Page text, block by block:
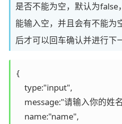
是否不能为空，默认为
能输入空，并且会有不能为
后才可以回车确认并进行下
{
    type:"input",
message:"请输入你的姓
    name:"name",